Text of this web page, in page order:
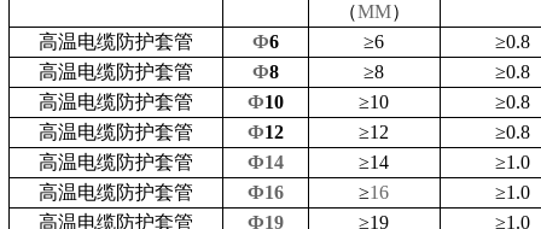
（MM）
高温电缆防护套管 Ф6 ≥6 ≥0.8
高温电缆防护套管
Ф8 ≥8 ≥0.8
高温电缆防护套管
Ф10 ≥10 ≥0.8
高温电缆防护套管
Ф12 ≥12 ≥0.8
高温电缆防护套管
Ф14 ≥14 ≥1.0
高温电缆防护套管
Ф16 ≥16 ≥1.0
高温电缆防护套管
Ф19 ≥19 ≥1.0